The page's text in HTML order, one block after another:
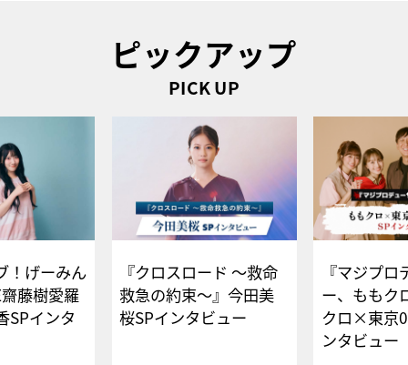
ピックアップ
PICK UP
！げーみん
藤樹愛羅
SPインタ
『クロスロード ～救命
救急の約束～』今田美
桜SPインタビュー
『マジプロ
ー、ももク
クロ×東京
ンタビュー